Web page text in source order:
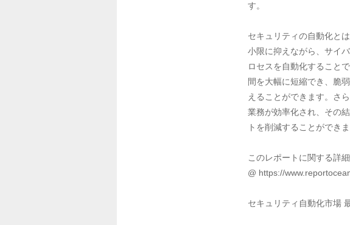
す。
セキュリティの自動化と
小限に抑えながら、サイ
ロセスを自動化すること
間を大幅に短縮でき、脆
えることができます。さ
業務が効率化され、その
トを削減することができま
このレポートに関する詳
@ https://
セキュリティ自動化市場